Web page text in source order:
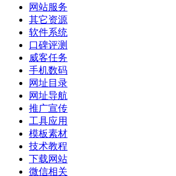
网站服务
其它资源
软件系统
口碑评测
威客任务
手机数码
网址目录
网址导航
推广宣传
工具应用
模板素材
技术教程
下载网站
微信相关